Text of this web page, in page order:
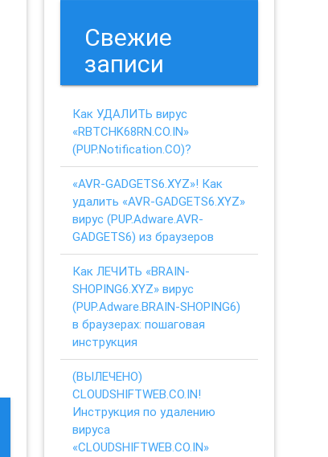
Свежие
записи
Как УДАЛИТЬ вирус
«RBTCHK68RN.CO.IN»
(PUP.Notification.CO)?
«AVR-GADGETS6.XYZ»! Как
удалить «AVR-GADGETS6.XYZ»
вирус (PUP.Adware.AVR-
GADGETS6) из браузеров
Как ЛЕЧИТЬ «BRAIN-
SHOPING6.XYZ» вирус
(PUP.Adware.BRAIN-SHOPING6)
в браузерах: пошаговая
инструкция
(ВЫЛЕЧЕНО)
CLOUDSHIFTWEB.CO.IN!
Инструкция по удалению
вируса
«CLOUDSHIFTWEB.CO.IN»